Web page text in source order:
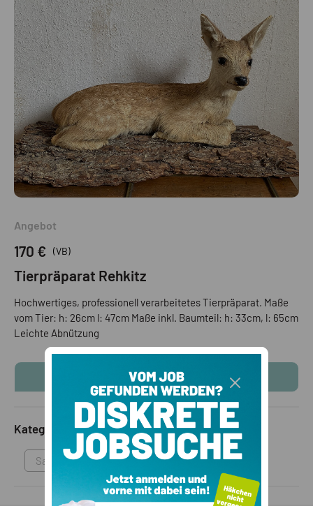
Angebot
170 € (VB)
Tierpräparat Rehkitz
Hochwertiges, professionell verarbeitetes Tierpräparat. Maße
vom Tier: h: 26cm l: 47cm Maße inkl. Baumteil: h: 33cm, l: 65cm
Leichte Abnützung
KONTAKTINFOS ANZEIGEN
Kategorie
Sammlungen & Antikes